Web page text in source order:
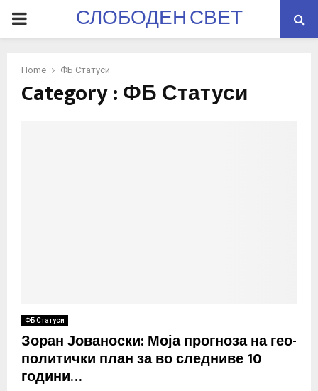
PRIMARYСЛОБОДЕН СВЕТ
Home ФБ Статуси
Category : ФБ Статуси
ФБ Статуси
Зоран Јованоски: Моја прогноза на гео-
политички план за во следниве 10
години…